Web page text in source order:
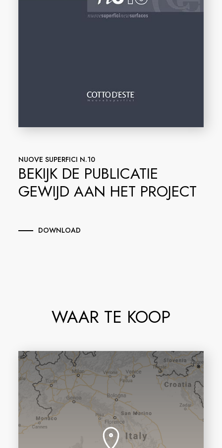
NUOVE SUPERFICI N.10
BEKIJK DE PUBLICATIE
GEWIJD AAN HET PROJECT
DOWNLOAD
WAAR TE KOOP